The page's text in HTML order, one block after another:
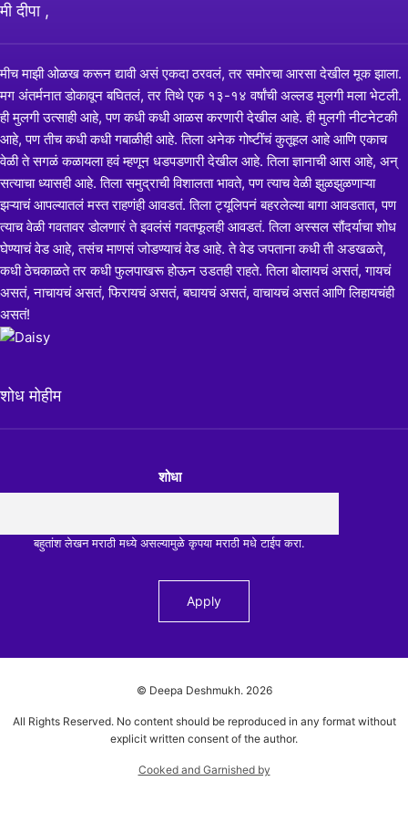
मी दीपा ,
मीच माझी ओळख करून द्यावी असं एकदा ठरवलं, तर समोरचा आरसा देखील मूक झाला.
मग अंतर्मनात डोकावून बघितलं, तर तिथे एक १३-१४ वर्षांची अल्लड मुलगी मला भेटली.
ही मुलगी उत्साही आहे, पण कधी कधी आळस करणारी देखील आहे. ही मुलगी नीटनेटकी
आहे, पण तीच कधी कधी गबाळीही आहे. तिला अनेक गोष्टींचं कुतूहल आहे आणि एकाच
वेळी ते सगळं कळायला हवं म्हणून धडपडणारी देखील आहे. तिला ज्ञानाची आस आहे, अन्
सत्याचा ध्यासही आहे. तिला समुद्राची विशालता भावते, पण त्याच वेळी झुळझुळणाऱ्या
झऱ्याचं आपल्यातलं मस्त राहणंही आवडतं. तिला ट्यूलिपनं बहरलेल्या बागा आवडतात, पण
त्याच वेळी गवतावर डोलणारं ते इवलंसं गवतफूलही आवडतं. तिला अस्सल सौंदर्याचा शोध
घेण्याचं वेड आहे, तसंच माणसं जोडण्याचं वेड आहे. ते वेड जपताना कधी ती अडखळते,
कधी ठेचकाळते तर कधी फुलपाखरू होऊन उडतही राहते. तिला बोलायचं असतं, गायचं
असतं, नाचायचं असतं, फिरायचं असतं, बघायचं असतं, वाचायचं असतं आणि लिहायचंही
असतं!
शोध मोहीम
शोधा
बहुतांश लेखन मराठी मध्ये असल्यामुळे कृपया मराठी मधे टाईप करा.
© Deepa Deshmukh. 2026
All Rights Reserved. No content should be reproduced in any format without
explicit written consent of the author.
Cooked and Garnished by